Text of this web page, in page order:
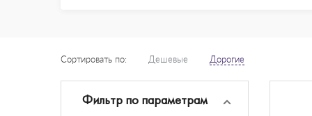
Сортировать по: Дешевые Дорогие
Фильтр по параметрам